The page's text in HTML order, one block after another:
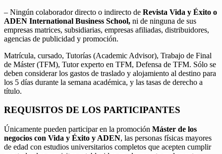
– Ningún colaborador directo o indirecto de Revista Vida y Éxito o
ADEN International Business School, ni de ninguna de sus
empresas matrices, subsidiarias, empresas afiliadas, distribuidores,
agencias de publicidad y promoción.
Matrícula, cursado, Tutorías (Academic Advisor), Trabajo de Final
de Máster (TFM), Tutor experto en TFM, Defensa de TFM. Sólo se
deben considerar los gastos de traslado y alojamiento al destino para
los 5 días durante la semana académica, y las tasas de derecho a
título.
REQUISITOS DE LOS PARTICIPANTES
Únicamente pueden participar en la promoción Máster de los
negocios con Vida y Éxito y ADEN, las personas físicas mayores
de edad con estudios universitarios completos que acepten cumplir